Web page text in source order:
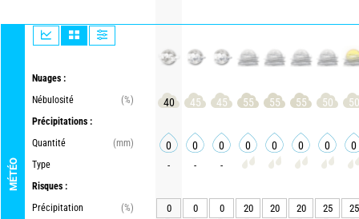
MÉTÉO
Nuages :
Nébulosité
(%)
Précipitations :
Quantité
(mm)
Type
Risques :
Précipitation
(%)
40 45 45 55 55 55 50 50
0 0 0 0 0 0 0 0
- - -
0 0 0 20 20 20 25 25